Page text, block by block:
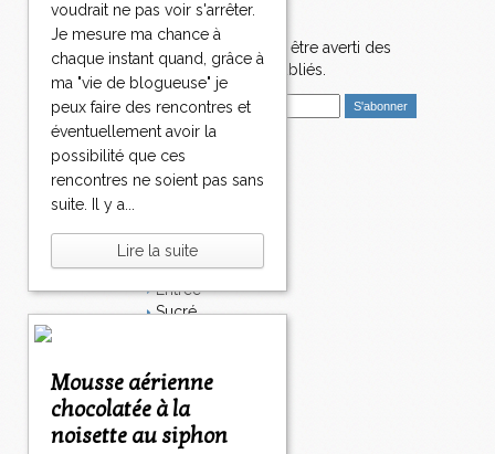
voudrait ne pas voir s'arrêter.
Je mesure ma chance à
chaque instant quand, grâce à
ma "vie de blogueuse" je
peux faire des rencontres et
éventuellement avoir la
possibilité que ces
rencontres ne soient pas sans
suite. Il y a...
Lire la suite
Mousse aérienne
chocolatée à la
noisette au siphon
Newsletter
Abonnez-vous pour être averti des
nouveaux articles publiés.
E
i
l
Plat
Bavardages
Entrée
Sucré
Fromage
Italie
Viande
Tarte